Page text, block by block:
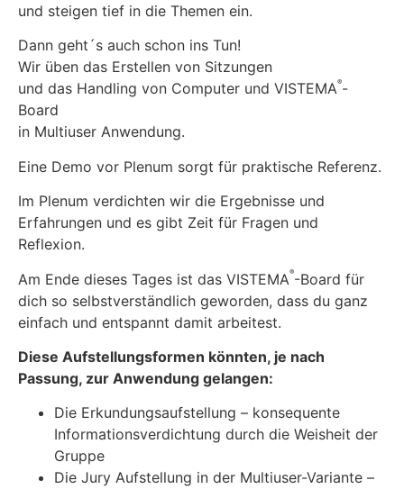
und steigen tief in die Themen ein.
Dann geht´s auch schon ins Tun!
Wir üben das Erstellen von Sitzungen
und das Handling von Computer und VISTEMA®-
Board
in Multiuser Anwendung.
Eine Demo vor Plenum sorgt für praktische Referenz.
Im Plenum verdichten wir die Ergebnisse und
Erfahrungen und es gibt Zeit für Fragen und
Reflexion.
Am Ende dieses Tages ist das VISTEMA®-Board für
dich so selbstverständlich geworden, dass du ganz
einfach und entspannt damit arbeitest.
Diese Aufstellungsformen könnten, je nach
Passung, zur Anwendung gelangen:
Die Erkundungsaufstellung – konsequente
Informationsverdichtung durch die Weisheit der
Gruppe
Die Jury Aufstellung in der Multiuser-Variante –